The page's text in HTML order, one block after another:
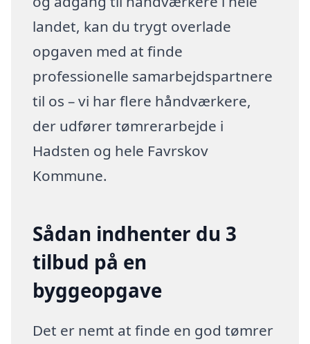
landet, kan du trygt overlade
opgaven med at finde
professionelle samarbejdspartnere
til os – vi har flere håndværkere,
der udfører tømrerarbejde i
Hadsten og hele Favrskov
Kommune.
Sådan indhenter du 3
tilbud på en
byggeopgave
Det er nemt at finde en god tømrer